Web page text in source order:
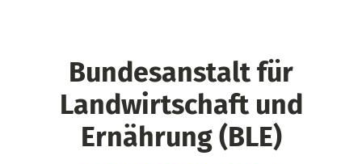
Bundesanstalt für
Landwirtschaft und
Ernährung (BLE)